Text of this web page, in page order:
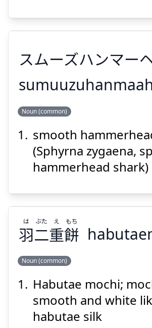
スムーズハンマー
Suspend
スムーズハンマー
Noun (common)
smooth
(Sphyrna zygaena,
hammerhead shark)
羽
二
重
餅
は
ぶた
え
もち
羽二重餅
は ぶた え もち
Noun (common)
Habutae mochi;
smooth and white
habutae silk